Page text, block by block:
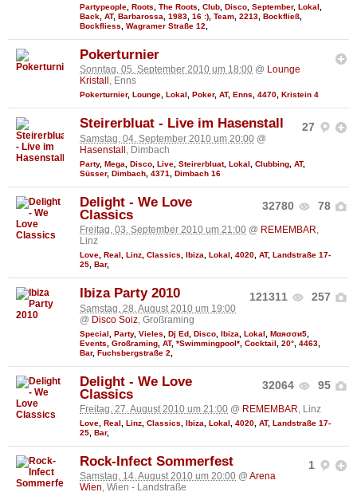
Partypeople Roots The Roots Club Disco September, Lokal
Back AT, Barbarossa 1983 16 :) Team 2213 Bockfließ
Bockfliess
Wagramer Straße 12
Pokerturnier
Sonntag, 05. September 2010 um 18:00 @ Lounge
Kristall , Enns
Pokerturnier, Lounge, Lokal , Poker, AT, Enns, 4470, Kristein 4
27
Steirerbluat - Live im Hasenstall
Samstag, 04. September 2010 um 20:00 @
Hasenstall , Dimbach
Party, Mega Disco Live Steirerbluat, Lokal Clubbing AT,
Süsser, Dimbach 4371 Dimbach 16
32780 78
Delight - We Love
Classics
Freitag, 03. September 2010 um 21:00 @ REMEMBAR,
Linz
Love Real Linz Classics Ibiza Lokal 4020 AT, Landstraße 17-
25 Bar,
121311 257
Ibiza Party 2010
Samstag, 28. August 2010 um 19:00
@ Disco Soiz , Großraming
Special Party, Vieles Dj Ed Disco Ibiza Lokal Мαяσσи5
Events
Großraming AT, *Swimmingpool* Cocktail 20° 4463
Bar, Fuchsbergstraße 2
32064 95
Delight - We Love
Classics
Freitag, 27. August 2010 um 21:00 @ REMEMBAR, Linz
Love Real Linz Classics Ibiza Lokal 4020 AT, Landstraße 17-
25 Bar,
1
Rock-Infect Sommerfest
Samstag, 14. August 2010 um 20:00 @ Arena
Wien, Wien - Landstraße